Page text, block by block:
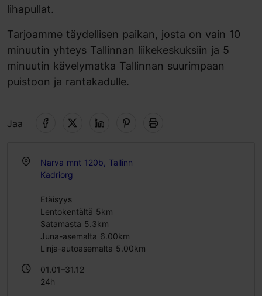
lihapullat.
Tarjoamme täydellisen paikan, josta on vain 10
minuutin yhteys Tallinnan liikekeskuksiin ja 5
minuutin kävelymatka Tallinnan suurimpaan
puistoon ja rantakadulle.
Jaa
Narva mnt 120b, Tallinn
Kadriorg
Etäisyys
Lentokentältä 5km
Satamasta 5.3km
Juna-asemalta 6.00km
Linja-autoasemalta 5.00km
01.01–31.12
24h